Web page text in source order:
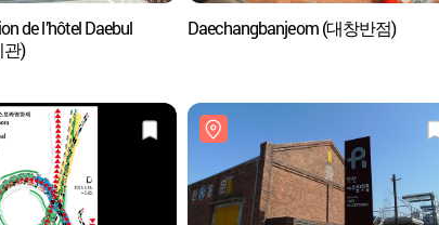
de l’hôtel Daebul
)
Daechangbanjeom (대창반점)